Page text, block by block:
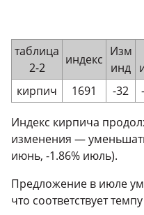
таблица
2-2
индекс
Изм
инд
кирпич
1691 -32
Индекс кирпича
изменения —
июнь, -1.86% июль).
Предложение в июле
что соответствует